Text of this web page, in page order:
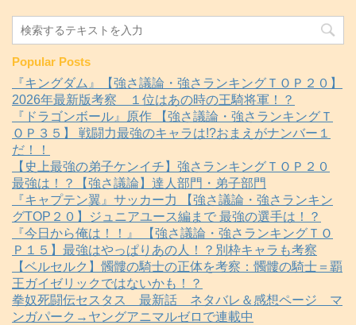
Popular Posts
『キングダム』【強さ議論・強さランキングＴＯＰ２０】
2026年最新版考察 １位はあの時の王騎将軍！？
『ドラゴンボール』原作 【強さ議論・強さランキングＴ
ＯＰ３５】 戦闘力最強のキャラは!?おまえがナンバー１
だ！！
【史上最強の弟子ケンイチ】強さランキングＴＯＰ２０
最強は！？【強さ議論】達人部門・弟子部門
『キャプテン翼』サッカー力 【強さ議論・強さランキン
グTOP２０】ジュニアユース編まで 最強の選手は！？
『今日から俺は！！』 【強さ議論・強さランキングＴＯ
Ｐ１５】最強はやっぱりあの人！？別枠キャラも考察
【ベルセルク】髑髏の騎士の正体を考察：髑髏の騎士＝覇
王ガイゼリックではないかも！？
拳奴死闘伝セスタス 最新話 ネタバレ＆感想ページ マ
ンガパーク→ヤングアニマルゼロで連載中